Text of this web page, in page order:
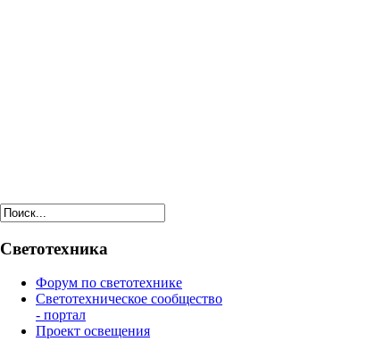
Светотехника
Форум по светотехнике
Светотехническое сообщество
- портал
Проект освещения